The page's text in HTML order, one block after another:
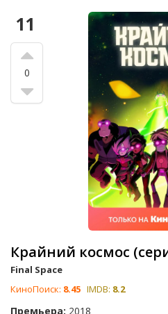
11
0
Крайний космос
Final Space
КиноПоиск: 8.45 IMDB: 8.2
Премьера: 2018